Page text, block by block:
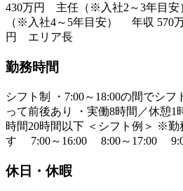
430万円 主任（※入社2～3年目
（※入社4～5年目安） 年収
円 エリア長
勤務時間
シフト制 ・7:00～18:00の間でシフ
って前後あり ・実働8時間／休憩1
時間20時間以下 ＜シフト例＞ ※勤
す 7:00～16:00 8:00～17:00
休日・休暇